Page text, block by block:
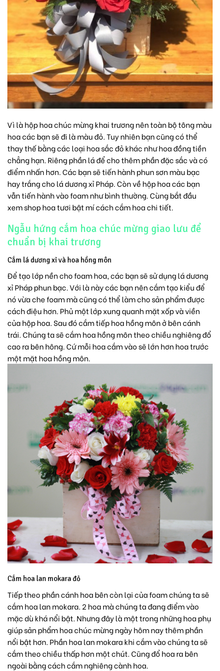
Vì làhộp hoa chúc mừng khai trươngnên toàn bộ tông màu
hoa các bạn sẽ đi là màu đỏ. Tuy nhiên bạn cũng có thể
thay thế bằng các loại hoa sắc đỏ khác như hoa đồng tiền
chẳng hạn. Riêng phần lá để cho thêm phần đặc sắc và có
điểm nhấn hơn. Các bạn sẽ tiến hành phun sơn màu bạc
hay trắng cho lá dương xỉ Pháp. Còn về hộp hoa các bạn
vẫn tiến hành vào foam như bình thường. Cùng bắt đầu
xem shop hoa tươi bật mí cách cắm hoa chi tiết.
Ngẫu hứng cắm hoa chúc mừng giao lưu để
chuẩn bị khai trương
Cắm lá dương xỉ và hoa hồng môn
Để tạo lớp nền cho foam hoa, các bạn sẽ sử dụng lá dương
xỉ Pháp phun bạc. Với là này các bạn nên cắm tạo kiểu để
nó vừa che foam mà cũng có thể làm cho sản phẩm được
cách điệu hơn. Phủ một lớp xung quanh mặt xốp và viền
của hộp hoa. Sau đó cắm tiếp hoa hồng môn ở bên cánh
trái. Chúng ta sẽ cắm hoa hồng môn theo chiều nghiêng đổ
cao ra bên hông. Cứ mỗi hoa cắm vào sẽ lớn hơn hoa trước
một mặt hoa hồng môn.
Cắm hoa lan mokara đỏ
Tiếp theo phần cánh hoa bên còn lại của foam chúng ta sẽ
cắm hoa lan mokara. 2 hoa mà chúng ta đang điểm vào
mặc dù khá nổi bật. Nhưng đây là một trong những hoa phụ
giúp sản phẩm hoa chúc mừng ngày hôm nay thêm phần
nổi bật hơn. Phần hoa lan mokara khi cắm vào chúng ta sẽ
cắm theo chiều thấp hơn một chút. Cũng đổ hoa ra bên
ngoài bằng cách cắm nghiêng cành hoa.